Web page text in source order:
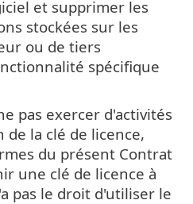
et supprimer les
stockées sur les
ou de tiers
spécifique
pas exercer d'activités
la clé de licence,
du présent Contrat
une clé de licence à
pas le droit d'utiliser le